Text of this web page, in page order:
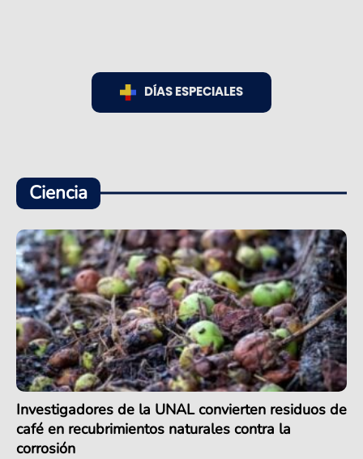
DÍAS ESPECIALES
Ciencia
Investigadores de la UNAL convierten residuos de
café en recubrimientos naturales contra la
corrosión